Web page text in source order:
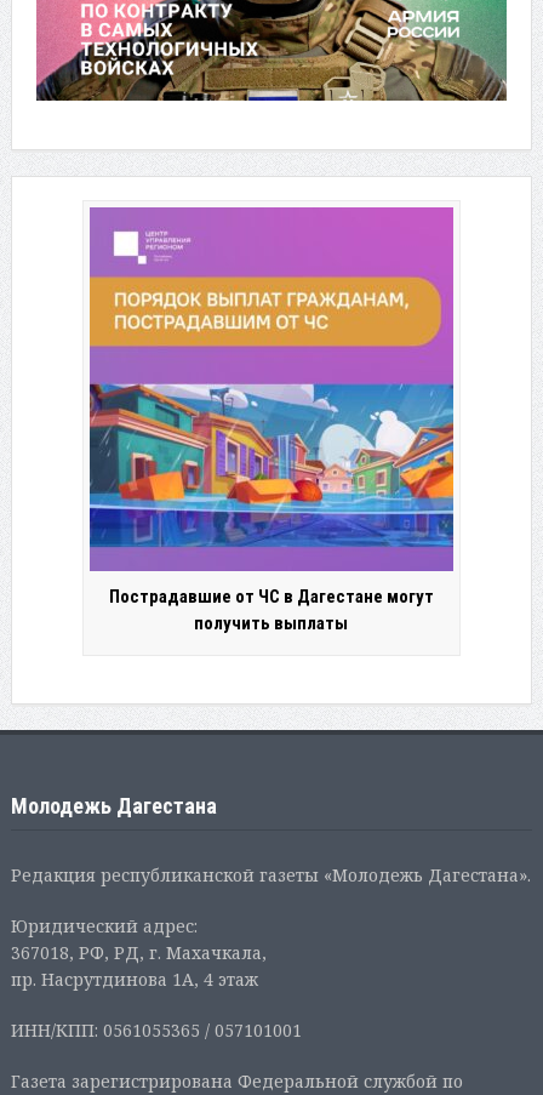
Пострадавшие от ЧС в Дагестане могут
получить выплаты
Молодежь Дагестана
Редакция республиканской газеты «Молодежь Дагестана».
Юридический адрес:
367018, РФ, РД, г. Махачкала,
пр. Насрутдинова 1А, 4 этаж
ИНН/КПП: 0561055365 / 057101001
Газета зарегистрирована Федеральной службой по